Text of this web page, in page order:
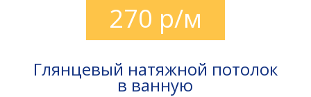
270 р/м
Глянцевый натяжной потолок
в ванную